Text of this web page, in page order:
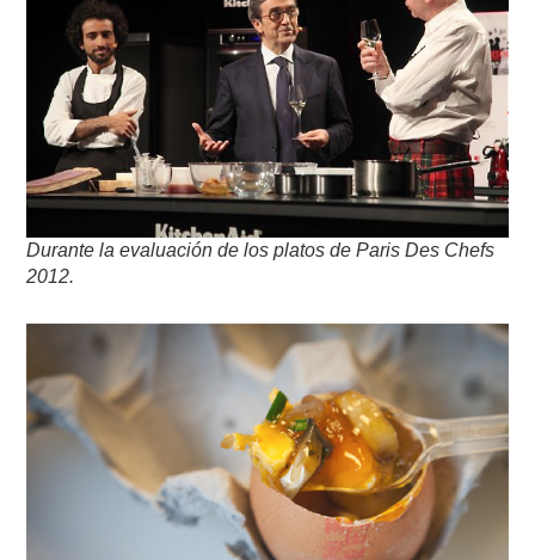
Durante la evaluación de los platos deParis Des Chefs
2012.